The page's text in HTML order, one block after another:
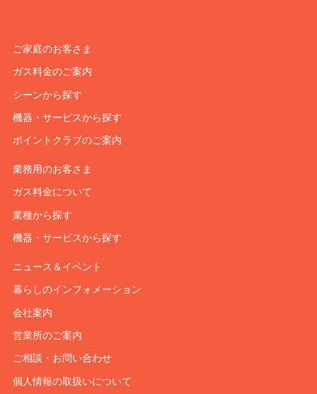
ご家庭のお客さま
ガス料金のご案内
シーンから探す
機器・サービスから探す
ポイントクラブのご案内
業務用のお客さま
ガス料金について
業種から探す
機器・サービスから探す
ニュース＆イベント
暮らしのインフォメーション
会社案内
営業所のご案内
ご相談・お問い合わせ
個人情報の取扱いについて